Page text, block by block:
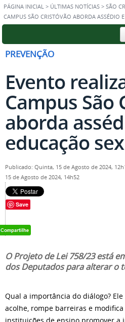
PÁGINA INICIAL > ÚLTIMAS NOTÍCIAS > SÃO
CAMPUS SÃO CRISTÓVÃO ABORDA ASSÉDIO
PREVENÇÃO
Evento
Campus São
aborda
educação
Publicado: Quinta, 15 de Agosto de 2024,
15 de Agosto de 2024, 14h52
Save
O Projeto de Lei 758/23 está
dos Deputados para alterar o
Qual a importância do diálogo?
acolhe, rompe barreiras e